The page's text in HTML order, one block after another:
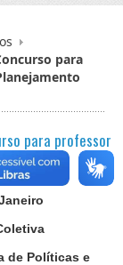
para
para professor
Saúde
de Políticas e